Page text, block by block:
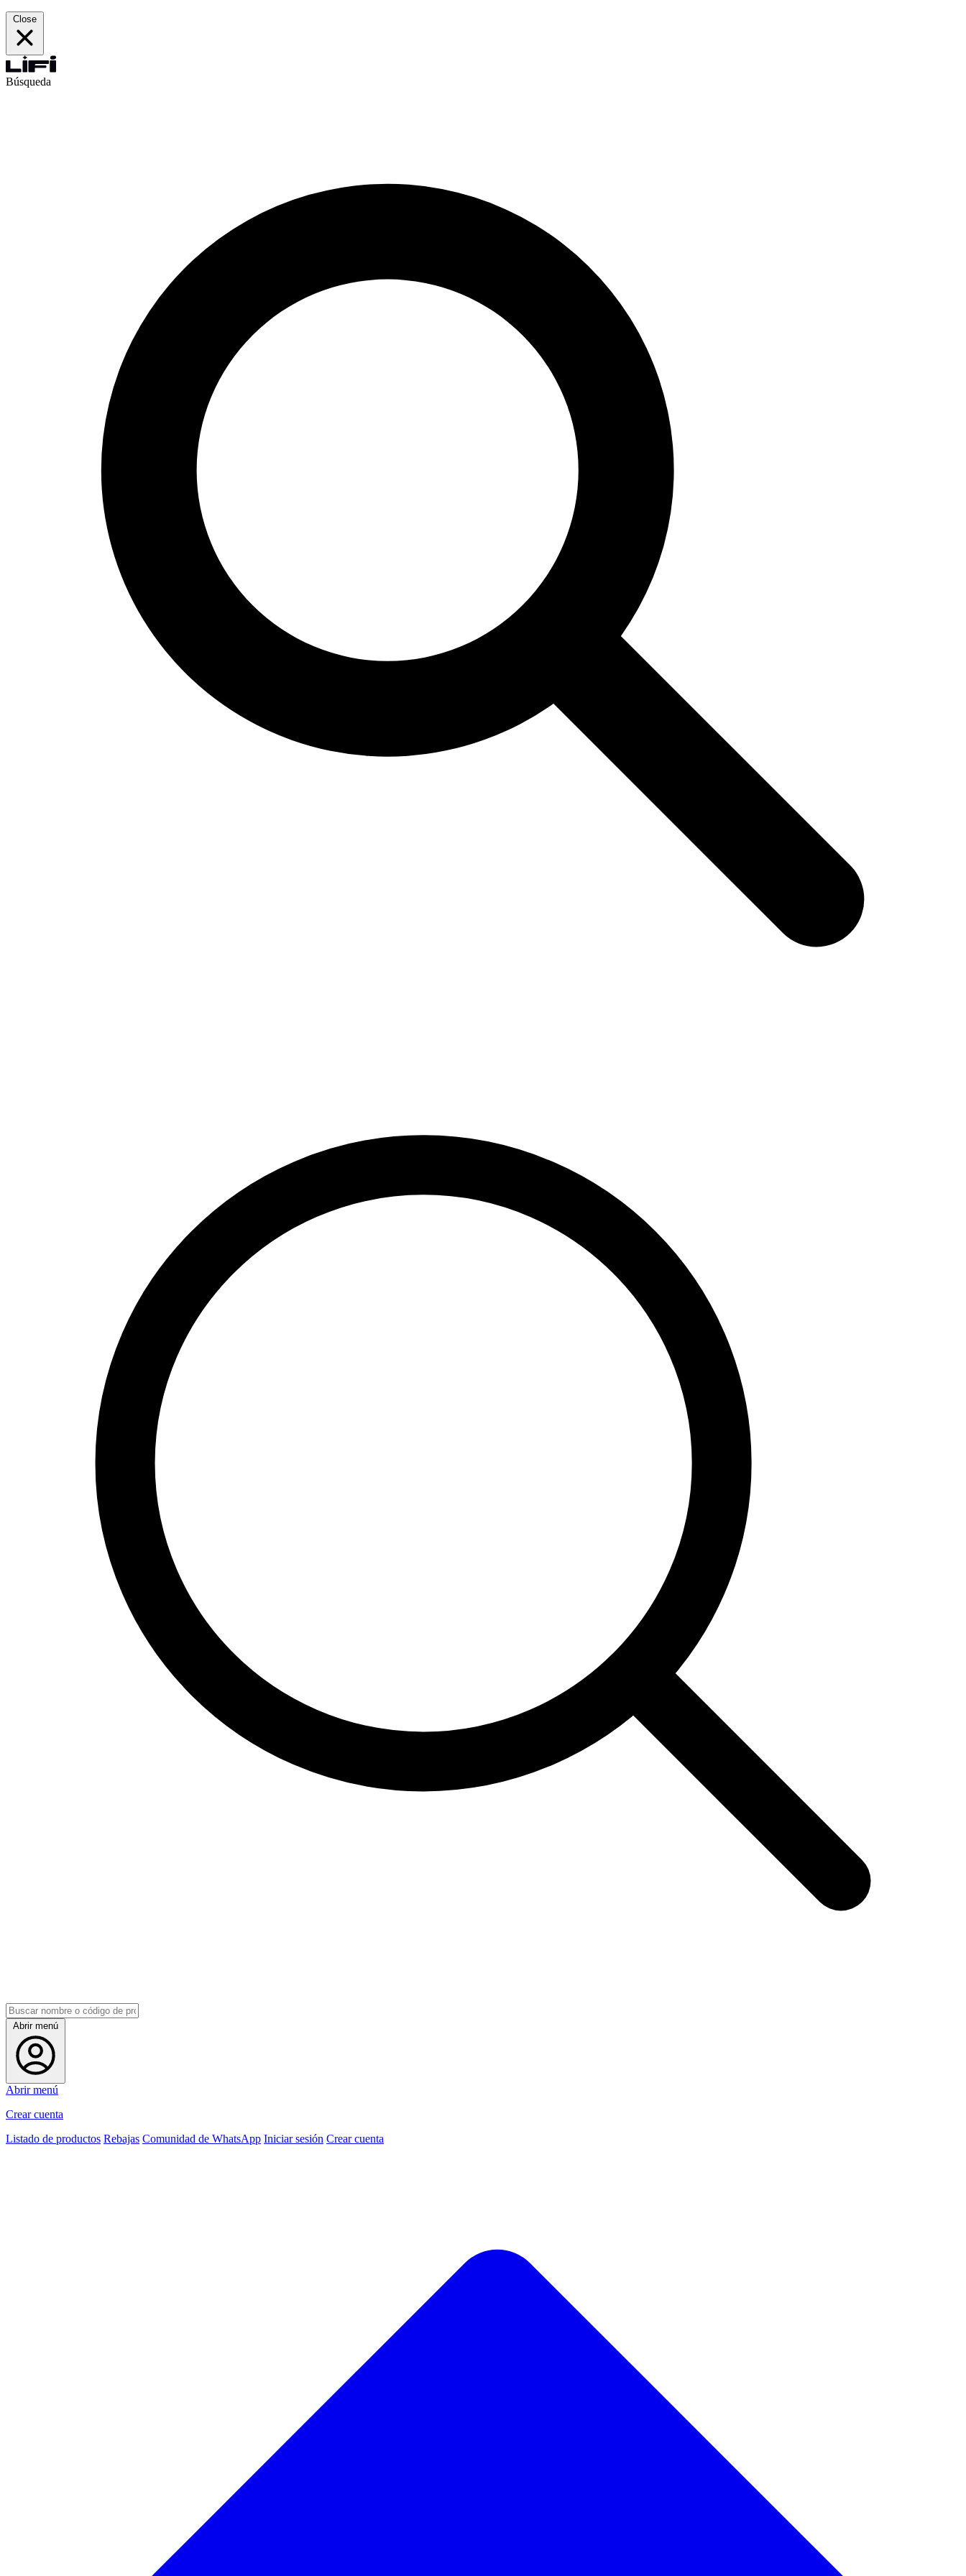
Close
Búsqueda
Abrir menú
Abrir menú
Crear cuenta
Listado de productos Rebajas Comunidad de WhatsApp Iniciar sesión Crear cuenta